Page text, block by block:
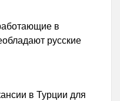
в
русские
в Турции для